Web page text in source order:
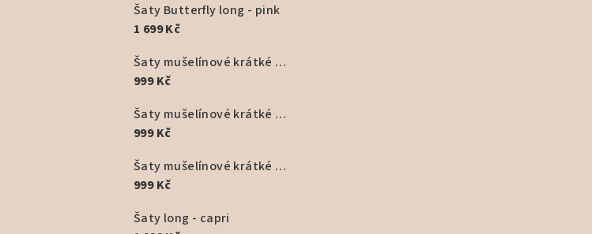
Šaty Butterfly long - pink
1 699 Kč
Šaty mušelínové krátké - starorůžové
999 Kč
Šaty mušelínové krátké - béžové
999 Kč
Šaty mušelínové krátké - žlutá
999 Kč
Šaty long - capri